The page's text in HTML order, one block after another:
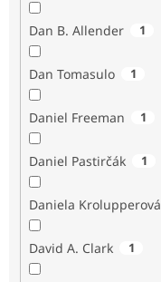
Dan B. Allender 1
Dan Tomasulo 1
Daniel Freeman 1
Daniel Pastirčák 1
Daniela Krolupperová
David A. Clark 1